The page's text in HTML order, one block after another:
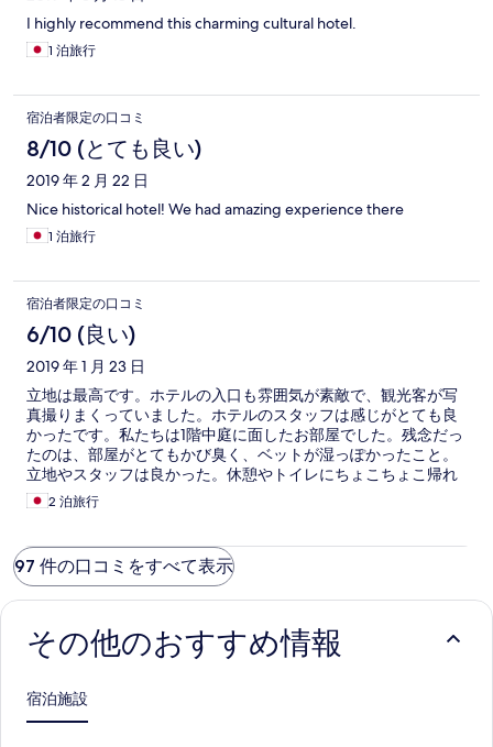
I highly recommend this charming cultural hotel.
1 泊旅行
宿泊者限定の口コミ
8/10 (とても良い)
2019 年 2 月 22 日
Nice historical hotel! We had amazing experience there
1 泊旅行
宿泊者限定の口コミ
6/10 (良い)
2019 年 1 月 23 日
立地は最高です。ホテルの入口も雰囲気が素敵で、観光客が写
真撮りまくっていました。ホテルのスタッフは感じがとても良
かったです。私たちは1階中庭に面したお部屋でした。残念だっ
たのは、部屋がとてもかび臭く、ベットが湿っぽかったこと。
立地やスタッフは良かった。休憩やトイレにちょこちょこ帰れ
たのは良かったですが、ホイアンはこじんまりした街なので、
旧市街に泊まらなくても不便はないように思いました。 部屋に
くはなるのですが。 個人的には、次回があればほかのホテルを
選ぶと思います。
2 泊旅行
97 件の口コミをすべて表示
その他のおすすめ情報
宿泊施設